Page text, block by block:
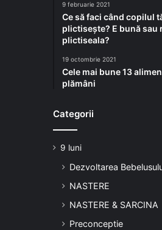
9 februarie 2021
Ce să faci când copilul
plictisește? E bună sau
plictiseala?
19 octombrie 2021
Cele mai bune 13
plămâni
Categorii
9 luni
Dezvoltarea
NASTERE
NASTERE & SARCINA
Preconceptie